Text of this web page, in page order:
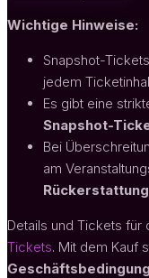
Wichtige Hinweise:
Snapshot-
jedem
Es gibt eine
Snapshot-
Bei
am
Rückerstattung
Details und Tickets für
Tickets. Mit dem Kauf